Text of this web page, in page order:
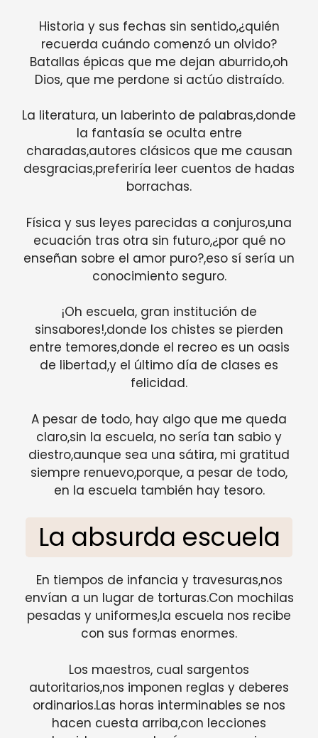
Historia y sus fechas sin sentido,¿quién
recuerda cuándo comenzó un olvido?
Batallas épicas que me dejan aburrido,oh
Dios, que me perdone si actúo distraído.
La literatura, un laberinto de palabras,donde
la fantasía se oculta entre
charadas,autores clásicos que me causan
desgracias,preferiría leer cuentos de hadas
borrachas.
Física y sus leyes parecidas a conjuros,una
ecuación tras otra sin futuro,¿por qué no
enseñan sobre el amor puro?,eso sí sería un
conocimiento seguro.
¡Oh escuela, gran institución de
sinsabores!,donde los chistes se pierden
entre temores,donde el recreo es un oasis
de libertad,y el último día de clases es
felicidad.
A pesar de todo, hay algo que me queda
claro,sin la escuela, no sería tan sabio y
diestro,aunque sea una sátira, mi gratitud
siempre renuevo,porque, a pesar de todo,
en la escuela también hay tesoro.
La absurda escuela
En tiempos de infancia y travesuras,nos
envían a un lugar de torturas.Con mochilas
pesadas y uniformes,la escuela nos recibe
con sus formas enormes.
Los maestros, cual sargentos
autoritarios,nos imponen reglas y deberes
ordinarios.Las horas interminables se nos
hacen cuesta arriba,con lecciones